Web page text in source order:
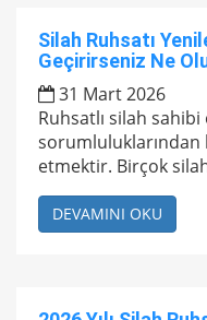
Silah Ruhsatı
Geçirirseniz Ne
31 Mart 2026
Ruhsatlı silah
etmektir. Birçok
DEVAMINI OKU